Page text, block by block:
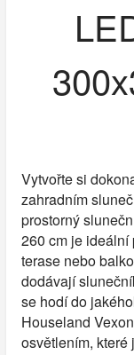
Vytvořte si
zahradním
prostorný
260 cm je ideální
terase nebo
dodávají
se hodí do
Houseland
osvětlením, které